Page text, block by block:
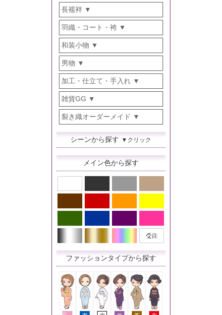
長襦袢
羽織・コート・袴
和装小物
男物
加工・仕立て・手入れ
雑貨GG
裂き織オーダーメイド
シーンから探す ▼クリック
メイン色から探す
ファッションタイプから探す